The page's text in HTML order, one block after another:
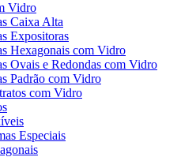
Vidro
Caixa Alta
Expositoras
Hexagonais com Vidro
Ovais e Redondas com Vidro
Padrão com Vidro
com Vidro
Especiais